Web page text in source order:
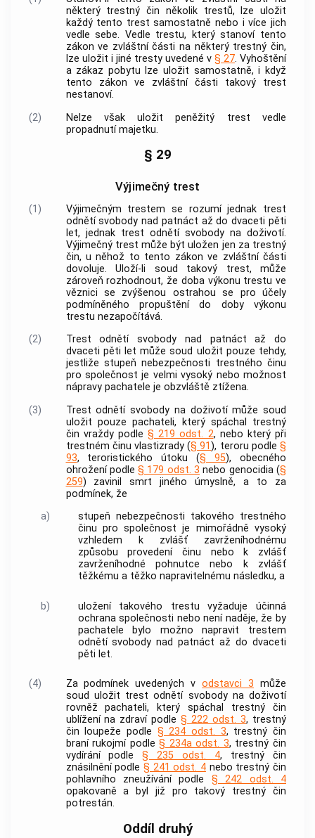
některý trestný čin několik trestů, lze uložit
každý tento trest samostatně nebo i více jich
vedle sebe. Vedle trestu, který stanoví tento
zákon ve zvláštní části na některý trestný čin,
lze uložit i jiné tresty uvedené v § 27. Vyhoštění
a zákaz pobytu lze uložit samostatně, i když
tento zákon ve zvláštní části takový trest
nestanoví.
(2)
Nelze však uložit peněžitý trest vedle
propadnutí majetku.
§ 29
Výjimečný trest
(1)
Výjimečným trestem se rozumí jednak trest
odnětí svobody nad patnáct až do dvaceti pěti
let, jednak trest odnětí svobody na doživotí.
Výjimečný trest může být uložen jen za trestný
čin, u něhož to tento zákon ve zvláštní části
dovoluje. Uloží-li soud takový trest, může
zároveň rozhodnout, že doba výkonu trestu ve
věznici se zvýšenou ostrahou se pro účely
podmíněného propuštění do doby výkonu
trestu nezapočítává.
(2)
Trest odnětí svobody nad patnáct až do
dvaceti pěti let může soud uložit pouze tehdy,
jestliže stupeň nebezpečnosti trestného činu
pro společnost je velmi vysoký nebo možnost
nápravy pachatele je obzvláště ztížena.
(3)
Trest odnětí svobody na doživotí může soud
uložit pouze pachateli, který spáchal trestný
čin vraždy podle § 219 odst. 2, nebo který při
trestném činu vlastizrady (§ 91), teroru podle§
93, teroristického útoku (§ 95), obecného
ohrožení podle§ 179 odst. 3 nebo genocidia (§
259) zavinil smrt jiného úmyslně, a to za
podmínek, že
a)
stupeň nebezpečnosti takového trestného
činu pro společnost je mimořádně vysoký
vzhledem k zvlášť zavrženíhodnému
způsobu provedení činu nebo k zvlášť
zavrženíhodné pohnutce nebo k zvlášť
těžkému a těžko napravitelnému následku, a
b)
uložení takového trestu vyžaduje účinná
ochrana společnosti nebo není naděje, že by
pachatele bylo možno napravit trestem
odnětí svobody nad patnáct až do dvaceti
pěti let.
(4) Za podmínek uvedených vodstavci 3 může
soud uložit trest odnětí svobody na doživotí
rovněž pachateli, který spáchal trestný čin
ublížení na zdraví podle§ 222 odst. 3, trestný
čin loupeže podle § 234 odst. 3, trestný čin
braní rukojmí podle§ 234a odst. 3, trestný čin
vydírání podle§ 235 odst. 4, trestný čin
znásilnění podle § 241 odst. 4nebo trestný čin
pohlavního zneužívání podle § 242 odst. 4
opakovaně a byl již pro takový trestný čin
potrestán.
Oddíl druhý